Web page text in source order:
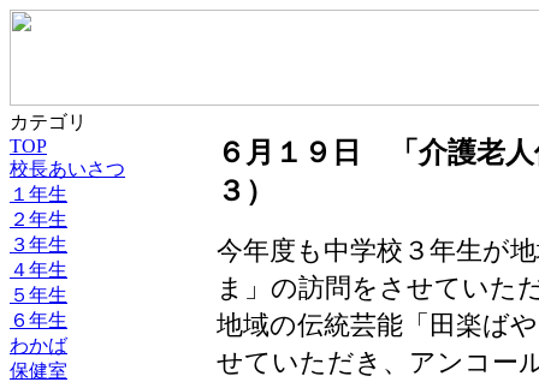
カテゴリ
TOP
校長あいさつ
１年生
２年生
３年生
４年生
５年生
６年生
わかば
保健室
６月１９日 「介護老
３）
今年度も中学校３年生が
ま」の訪問をさせていた
地域の伝統芸能「田楽ば
せていただき、アンコー